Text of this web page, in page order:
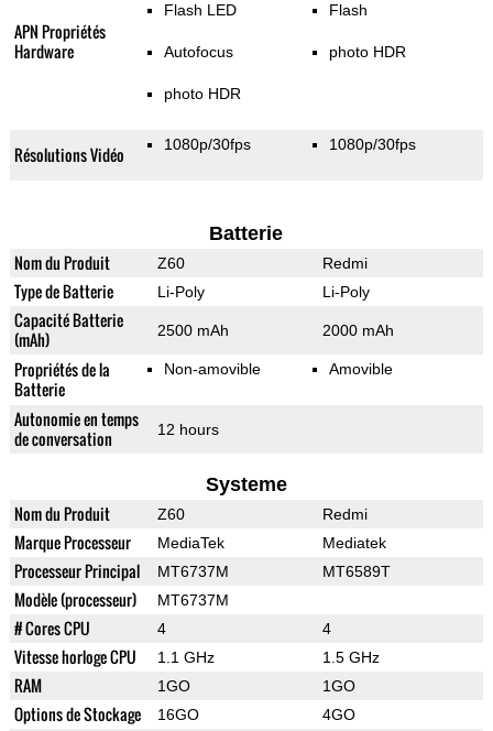
APN Propriétés
Hardware
Flash LED
Autofocus
photo HDR
Flash
photo HDR
Résolutions Vidéo 1080p/30fps 1080p/30fps
Batterie
Nom du Produit Z60 Redmi
Type de Batterie Li-Poly Li-Poly
Capacité Batterie
(mAh)
2500 mAh 2000 mAh
Propriétés de la
Batterie
Non-amovible Amovible
Autonomie en temps
de conversation
12 hours
Systeme
Nom du Produit Z60 Redmi
Marque Processeur MediaTek Mediatek
Processeur Principal MT6737M MT6589T
Modèle (processeur) MT6737M
# Cores CPU 4 4
Vitesse horloge CPU 1.1 GHz 1.5 GHz
RAM 1GO 1GO
Options de Stockage 16GO 4GO